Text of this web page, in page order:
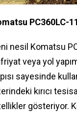
PC360LC-
nesil Komatsu
veya yol
sayesinde
kırıcı
gösteriyor.